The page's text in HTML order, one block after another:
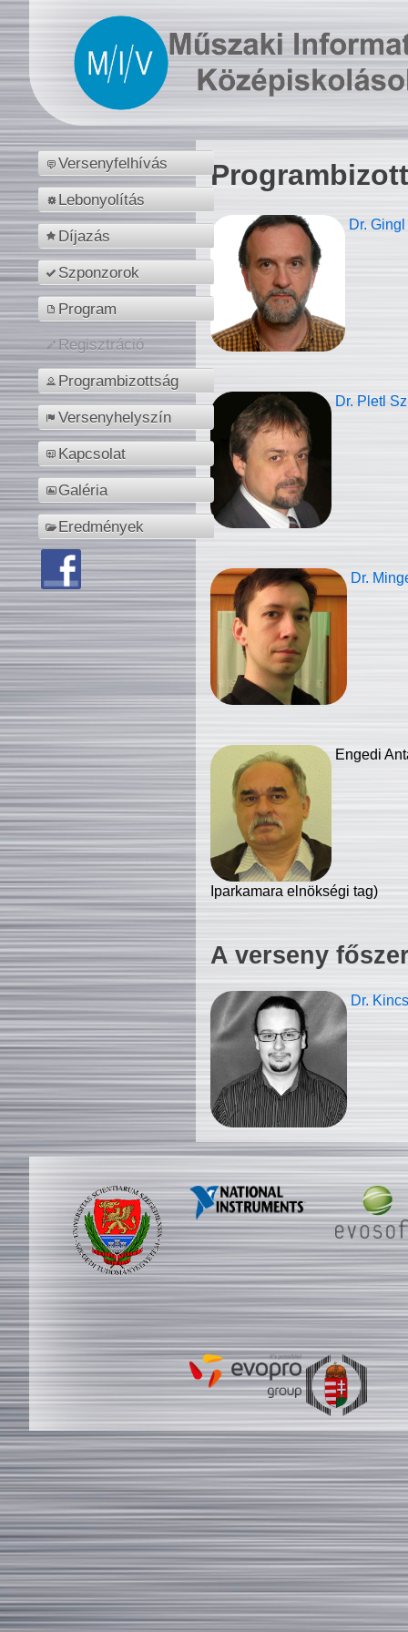
Versenyfelhívás
Lebonyolítás
Díjazás
Szponzorok
Program
Regisztráció
Programbizottság
Versenyhelyszín
Kapcsolat
Galéria
Eredmények
Dr.
Dr. Pletl
Dr.
Engedi
Iparkamara elnökségi tag)
A verseny
Dr.